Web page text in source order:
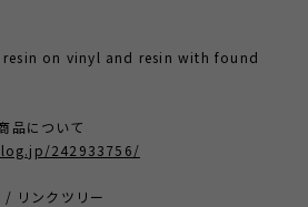
on vinyl and resin with found
について
242933756/
リンクツリー